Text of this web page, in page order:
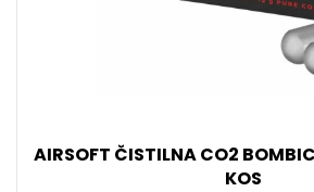
AIRSOFT ČISTILNA CO2
KOS